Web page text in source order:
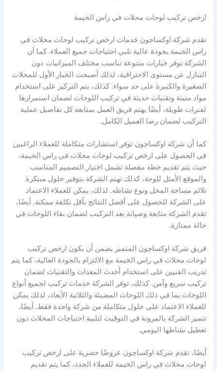
ارخص تركيب لوحات محلات في راس الخيمة
تقدم شركة اوكساجون خدمات ارخص تركيب لوحات محلات في
راس الخيمة بجودة عالية تلبي احتياجات جميع العملاء. كما أن
الشركة توفر خيارات متنوعة تناسب مختلف الميزانيات دون
التنازل عن مستوى الاحترافية، لذلك أصبحت الخيار الأول للمحلات
الصغيرة والكبيرة على حد سواء. كذلك، يتم التركيز على استخدام
مواد متينة وتقنيات حديثة في تركيب اللوحات لضمان استمرارها
لفترات طويلة، أيضًا يهتم فريق العمل بمتابعة كل تفاصيل عملية
التركيب لضمان رضا العميل الكامل.
كما أن شركة اوكساجون توفر استشارات متكاملة للعملاء الراغبين
في الحصول على ارخص تركيب لوحات محلات في راس الخيمة،
حيث يتم تقديم خطة مفصلة تشمل اختيار التصميم المناسب
والموقع الأمثل للوحة، كذلك تهتم الشركة بتوفير حلول مبتكرة
تلائم مساحة المحل ونوع نشاطه. لذلك، يمكن للعملاء الاعتماد
على الشركة للحصول على أفضل النتائج بأقل تكلفة ممكنة. أيضًا،
تقدم الشركة متابعة وصيانة بعد التركيب لضمان بقاء اللوحات في
حالة ممتازة.
فريق شركة اوكساجون المتميز يضمن أن يكون ارخص تركيب
لوحات محلات في راس الخيمة مع الالتزام بالجودة العالية، كما يتم
تدريب الفنيين على استخدام أحدث المعدات والتقنيات لضمان
تركيب سريع وآمن. كذلك، توفر الشركة خدمات تركيب لجميع أنواع
اللوحات بما في ذلك اللوحات المضيئة والثلاثية الأبعاد، لذلك يمكن
للعملاء الاعتماد على حلول متكاملة من شركة واحدة فقط. أيضًا،
تتميز الشركة بالمرونة في التوقيت لتلبية احتياجات المحلات دون
تعطيل نشاطها اليومي.
أيضًا، تقدم شركة اوكساجون عروضًا حصرية على ارخص تركيب
لوحات محلات في راس الخيمة للعملاء الجدد، كما يتم تقديم